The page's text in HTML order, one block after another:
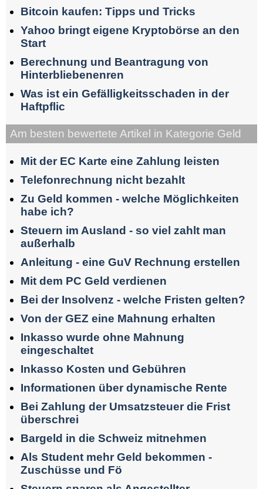
Bitcoin kaufen: Tipps und Tricks
Yahoo bringt eigene Kryptobörse an den
Start
Berechnung und Beantragung von
Hinterbliebenenren
Was ist ein Gefälligkeitsschaden in der
Haftpflic
Am besten bewertete Artikel in Kategorie Geld
Mit der EC Karte eine Zahlung leisten
Telefonrechnung nicht bezahlt
Zu Geld kommen - welche Möglichkeiten
habe ich?
Steuern im Ausland - so viel zahlt man
außerhalb
Anleitung - eine GuV Rechnung erstellen
Mit dem PC Geld verdienen
Bei der Insolvenz - welche Fristen gelten?
Von der GEZ eine Mahnung erhalten
Inkasso wurde ohne Mahnung
eingeschaltet
Inkasso Kosten und Gebühren
Informationen über dynamische Rente
Bei Zahlung der Umsatzsteuer die Frist
überschrei
Bargeld in die Schweiz mitnehmen
Als Student mehr Geld bekommen -
Zuschüsse und Fö